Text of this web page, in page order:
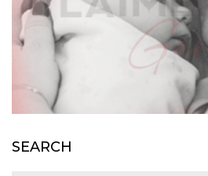
SEARCH